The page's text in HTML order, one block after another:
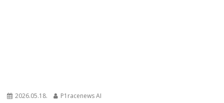
2026.05.18. P1racenews AI